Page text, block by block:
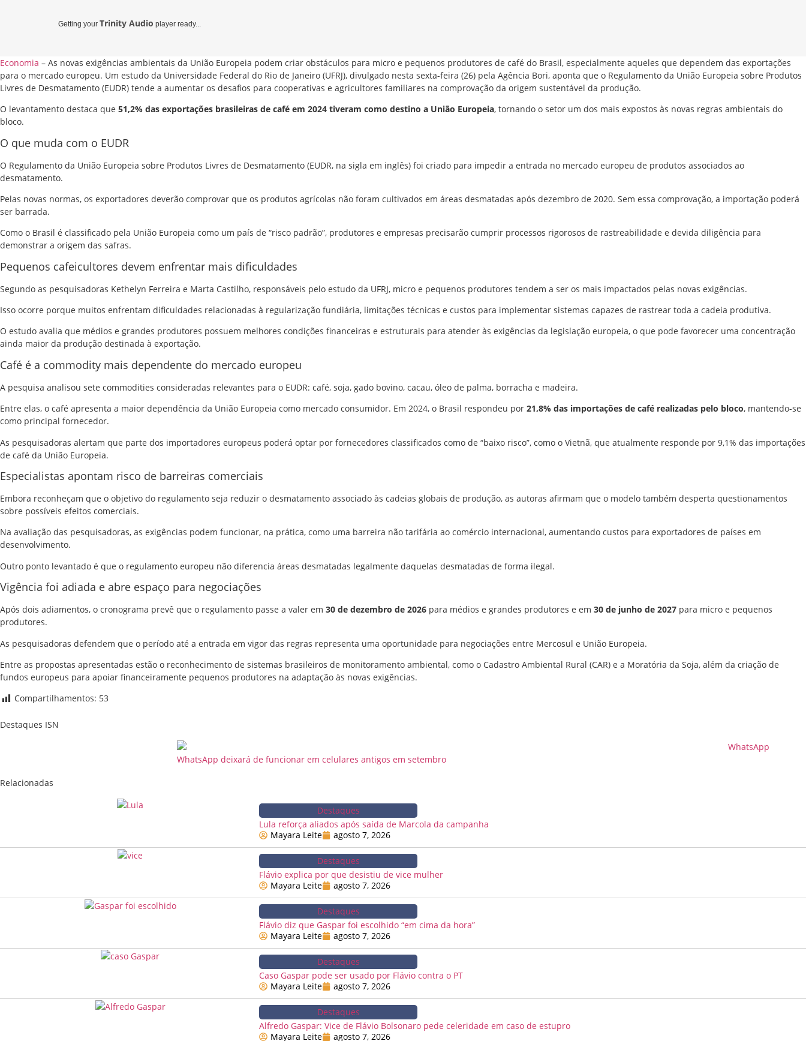
Getting your Trinity Audio player ready...
Economia – As novas exigências ambientais da União Europeia podem criar obstáculos para micro e pequenos produtores de café do Brasil, especialmente aqueles que dependem das exportações
para o mercado europeu. Um estudo da Universidade Federal do Rio de Janeiro (UFRJ), divulgado nesta sexta-feira (26) pela Agência Bori, aponta que o Regulamento da União Europeia sobre Produtos
Livres de Desmatamento (EUDR) tende a aumentar os desafios para cooperativas e agricultores familiares na comprovação da origem sustentável da produção.
O levantamento destaca que 51,2% das exportações brasileiras de café em 2024 tiveram como destino a União Europeia, tornando o setor um dos mais expostos às novas regras ambientais do
bloco.
O que muda com o EUDR
O Regulamento da União Europeia sobre Produtos Livres de Desmatamento (EUDR, na sigla em inglês) foi criado para impedir a entrada no mercado europeu de produtos associados ao
desmatamento.
Pelas novas normas, os exportadores deverão comprovar que os produtos agrícolas não foram cultivados em áreas desmatadas após dezembro de 2020. Sem essa comprovação, a importação poderá
ser barrada.
Como o Brasil é classificado pela União Europeia como um país de “risco padrão”, produtores e empresas precisarão cumprir processos rigorosos de rastreabilidade e devida diligência para
demonstrar a origem das safras.
Pequenos cafeicultores devem enfrentar mais dificuldades
Segundo as pesquisadoras Kethelyn Ferreira e Marta Castilho, responsáveis pelo estudo da UFRJ, micro e pequenos produtores tendem a ser os mais impactados pelas novas exigências.
Isso ocorre porque muitos enfrentam dificuldades relacionadas à regularização fundiária, limitações técnicas e custos para implementar sistemas capazes de rastrear toda a cadeia produtiva.
O estudo avalia que médios e grandes produtores possuem melhores condições financeiras e estruturais para atender às exigências da legislação europeia, o que pode favorecer uma concentração
ainda maior da produção destinada à exportação.
Café é a commodity mais dependente do mercado europeu
A pesquisa analisou sete commodities consideradas relevantes para o EUDR: café, soja, gado bovino, cacau, óleo de palma, borracha e madeira.
Entre elas, o café apresenta a maior dependência da União Europeia como mercado consumidor. Em 2024, o Brasil respondeu por 21,8% das importações de café realizadas pelo bloco, mantendo-se
como principal fornecedor.
As pesquisadoras alertam que parte dos importadores europeus poderá optar por fornecedores classificados como de “baixo risco”, como o Vietnã, que atualmente responde por 9,1% das importações
de café da União Europeia.
Especialistas apontam risco de barreiras comerciais
Embora reconheçam que o objetivo do regulamento seja reduzir o desmatamento associado às cadeias globais de produção, as autoras afirmam que o modelo também desperta questionamentos
sobre possíveis efeitos comerciais.
Na avaliação das pesquisadoras, as exigências podem funcionar, na prática, como uma barreira não tarifária ao comércio internacional, aumentando custos para exportadores de países em
desenvolvimento.
Outro ponto levantado é que o regulamento europeu não diferencia áreas desmatadas legalmente daquelas desmatadas de forma ilegal.
Vigência foi adiada e abre espaço para negociações
Após dois adiamentos, o cronograma prevê que o regulamento passe a valer em 30 de dezembro de 2026 para médios e grandes produtores e em 30 de junho de 2027 para micro e pequenos
produtores.
As pesquisadoras defendem que o período até a entrada em vigor das regras representa uma oportunidade para negociações entre Mercosul e União Europeia.
Entre as propostas apresentadas estão o reconhecimento de sistemas brasileiros de monitoramento ambiental, como o Cadastro Ambiental Rural (CAR) e a Moratória da Soja, além da criação de
fundos europeus para apoiar financeiramente pequenos produtores na adaptação às novas exigências.
Compartilhamentos: 53
Destaques ISN
WhatsApp deixará de funcionar em celulares antigos em setembro
Relacionadas
Destaques
Lula reforça aliados após saída de Marcola da campanha
Mayara Leite
agosto 7, 2026
Destaques
Flávio explica por que desistiu de vice mulher
Mayara Leite
agosto 7, 2026
Destaques
Flávio diz que Gaspar foi escolhido “em cima da hora”
Mayara Leite
agosto 7, 2026
Destaques
Caso Gaspar pode ser usado por Flávio contra o PT
Mayara Leite
agosto 7, 2026
Destaques
Alfredo Gaspar: Vice de Flávio Bolsonaro pede celeridade em caso de estupro
Mayara Leite
agosto 7, 2026